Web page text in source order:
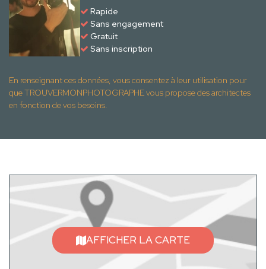
Rapide
Sans engagement
Gratuit
Sans inscription
En renseignant ces données, vous consentez à leur utilisation pour
que TROUVERMONPHOTOGRAPHE vous propose des architectes
en fonction de vos besoins.
AFFICHER LA CARTE